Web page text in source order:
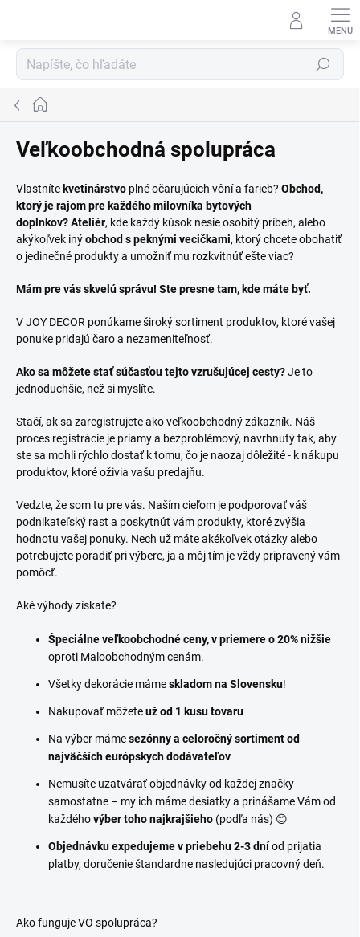
Hľadať
Domov
Veľkoobchodná spolupráca
Vlastníte kvetinárstvo plné očarujúcich vôní a farieb? Obchod,
ktorý je rajom pre každého milovníka bytových
doplnkov?Ateliér, kde každý kúsok nesie osobitý príbeh, alebo
akýkoľvek inýobchod s peknými vecičkami, ktorý chcete obohatiť
o jedinečné produkty a umožniť mu rozkvitnúť ešte viac?
Mám pre vás skvelú správu! Ste presne tam, kde máte byť.
V JOY DECOR ponúkame široký sortiment produktov, ktoré vašej
ponuke pridajú čaro a nezameniteľnosť.
Ako sa môžete stať súčasťou tejto vzrušujúcej cesty?Je to
jednoduchšie, než si myslíte.
Stačí, ak sa zaregistrujete ako veľkoobchodný zákazník. Náš
proces registrácie je priamy a bezproblémový, navrhnutý tak, aby
ste sa mohli rýchlo dostať k tomu, čo je naozaj dôležité - k nákupu
produktov, ktoré oživia vašu predajňu.
Vedzte, že som tu pre vás. Naším cieľom je podporovať váš
podnikateľský rast a poskytnúť vám produkty, ktoré zvýšia
hodnotu vašej ponuky. Nech už máte akékoľvek otázky alebo
potrebujete poradiť pri výbere, ja a môj tím je vždy pripravený vám
pomôcť.
Aké výhody získate?
Špeciálne veľkoobchodné ceny, v priemere o 20% nižšie
oproti Maloobchodným cenám.
Všetky dekorácie mámeskladom na Slovensku!
Nakupovať môžeteuž od 1 kusu tovaru
Na výber mámesezónny a celoročný sortimentod
najväčších európskych dodávateľov
Nemusíte uzatvárať objednávky od každej značky
samostatne – my ich máme desiatky a prinášame Vám od
každéhovýber toho najkrajšieho (podľa nás) 😊
Objednávku expedujeme v priebehu 2-3 dníod prijatia
platby, doručenie štandardne nasledujúci pracovný deň.
Ako funguje VO spolupráca?